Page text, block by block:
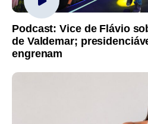
Podcast: Vice de Flávio
de Valdemar;
engrenam